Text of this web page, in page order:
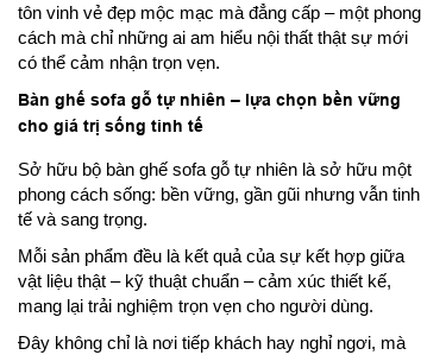
tôn vinh vẻ đẹp mộc mạc mà đẳng cấp – một phong
cách mà chỉ những ai am hiểu nội thất thật sự mới
có thể cảm nhận trọn vẹn.
Bàn ghế sofa gỗ tự nhiên – lựa chọn bền vững
cho giá trị sống tinh tế
Sở hữu bộ bàn ghế sofa gỗ tự nhiên là sở hữu một
phong cách sống: bền vững, gần gũi nhưng vẫn tinh
tế và sang trọng.
Mỗi sản phẩm đều là kết quả của sự kết hợp giữa
vật liệu thật – kỹ thuật chuẩn – cảm xúc thiết kế,
mang lại trải nghiệm trọn vẹn cho người dùng.
Đây không chỉ là nơi tiếp khách hay nghỉ ngơi, mà